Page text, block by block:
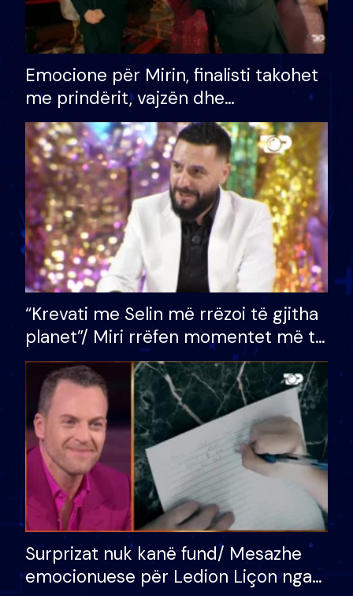
Emocione për Mirin, finalisti takohet
me prindërit, vajzën dhe
bashkëshorten: S’kemi ndonjë letër
divorci apo jo?
“Krevati me Selin më rrëzoi të gjitha
planet”/ Miri rrëfen momentet më të
bukura në shtëpinë e BB VIP: Do më
mungojë zilja e mëngjesit kur…
Surprizat nuk kanë fund/ Mesazhe
emocionuese për Ledion Liçon nga